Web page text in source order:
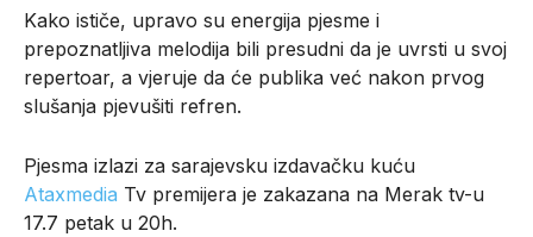
Kako ističe, upravo su energija pjesme i
prepoznatljiva melodija bili presudni da je uvrsti u svoj
repertoar, a vjeruje da će publika već nakon prvog
slušanja pjevušiti refren.
Pjesma izlazi za sarajevsku izdavačku kuću
Ataxmedia Tv premijera je zakazana na Merak tv-u
17.7 petak u 20h.